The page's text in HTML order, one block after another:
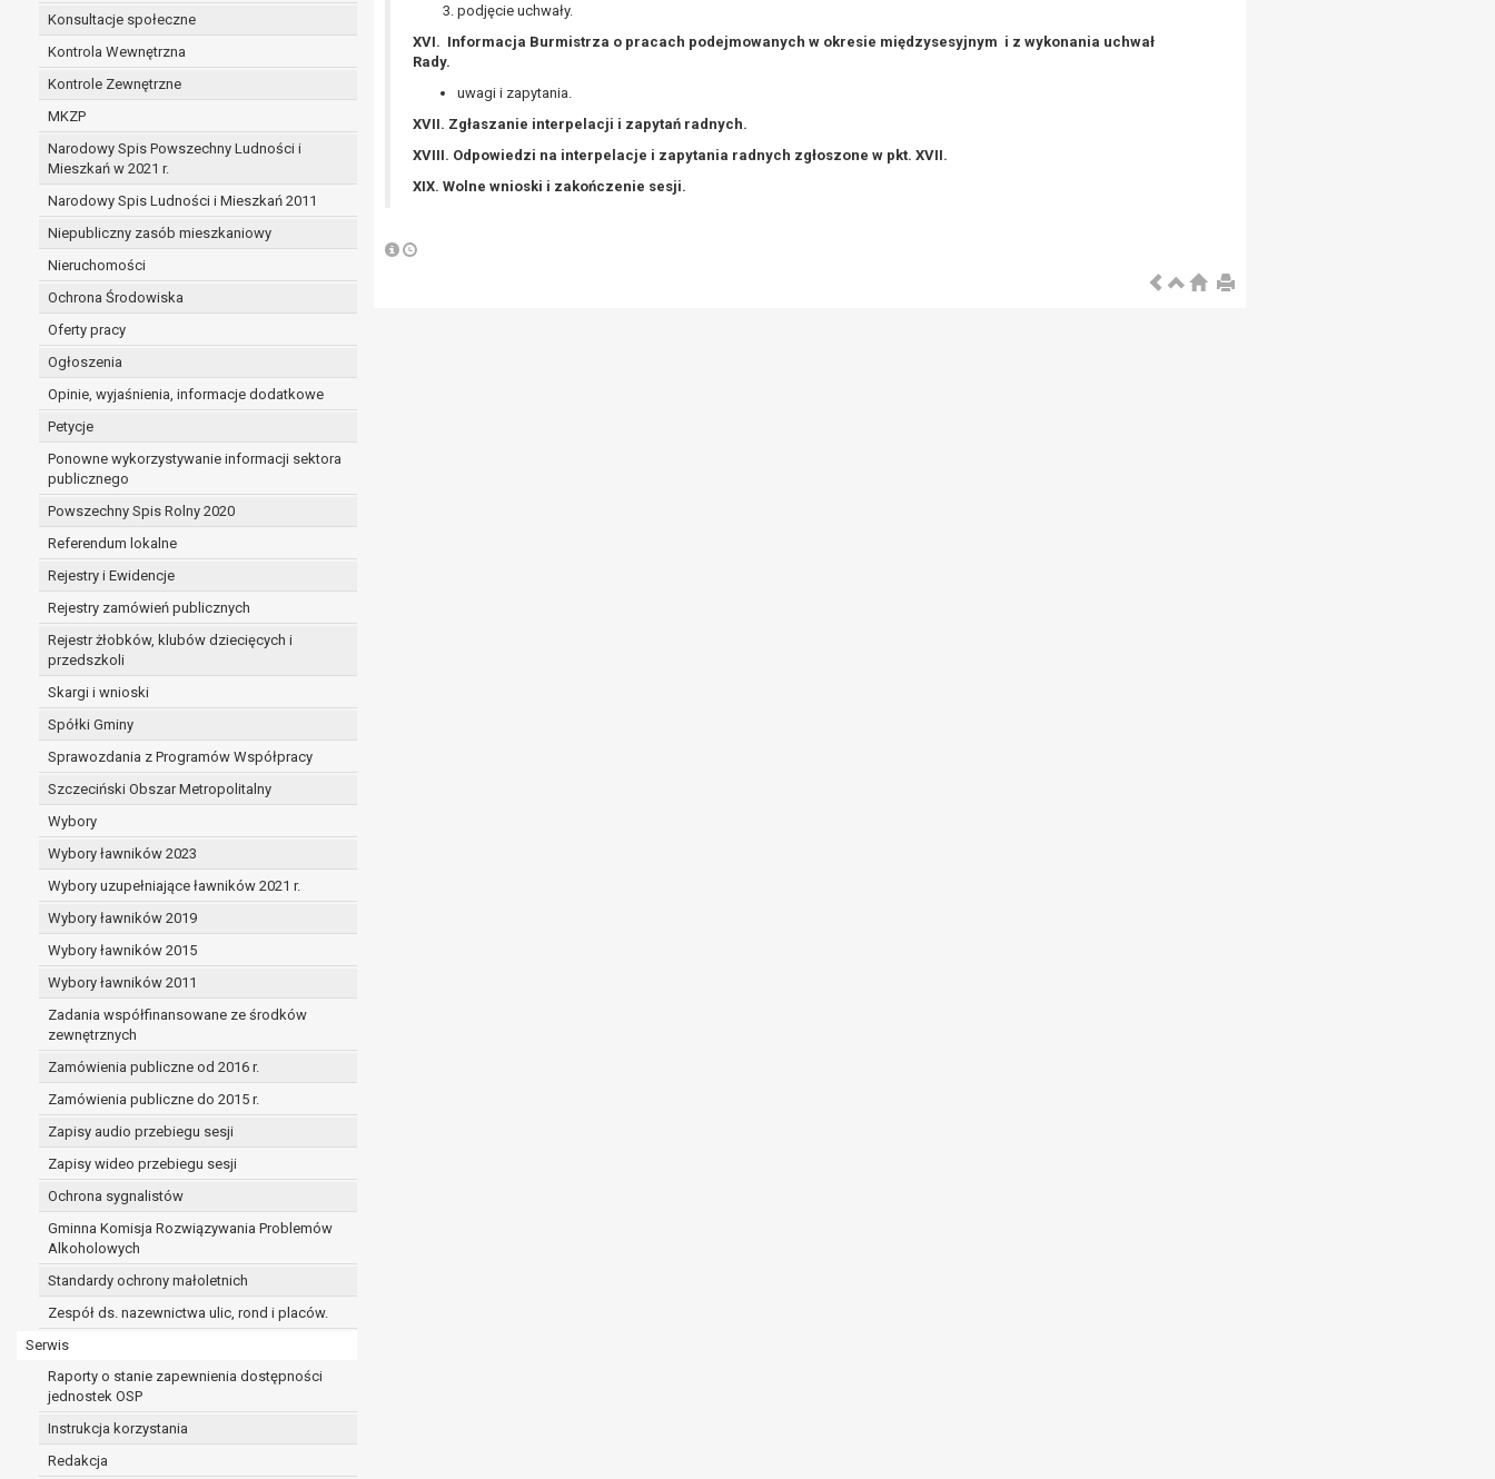
Konsultacje społeczne
Kontrola Wewnętrzna
Kontrole Zewnętrzne
MKZP
Narodowy Spis Powszechny Ludności i
Mieszkań w 2021 r.
Narodowy Spis Ludności i Mieszkań 2011
Niepubliczny zasób mieszkaniowy
Nieruchomości
Ochrona Środowiska
Oferty pracy
Ogłoszenia
Opinie, wyjaśnienia, informacje dodatkowe
Petycje
Ponowne wykorzystywanie informacji sektora
publicznego
Powszechny Spis Rolny 2020
Referendum lokalne
Rejestry i Ewidencje
Rejestry zamówień publicznych
Rejestr żłobków, klubów dziecięcych i
przedszkoli
Skargi i wnioski
Spółki Gminy
Sprawozdania z Programów Współpracy
Szczeciński Obszar Metropolitalny
Wybory
Wybory ławników 2023
Wybory uzupełniające ławników 2021 r.
Wybory ławników 2019
Wybory ławników 2015
Wybory ławników 2011
Zadania współfinansowane ze środków
zewnętrznych
Zamówienia publiczne od 2016 r.
Zamówienia publiczne do 2015 r.
Zapisy audio przebiegu sesji
Zapisy wideo przebiegu sesji
Ochrona sygnalistów
Gminna Komisja Rozwiązywania Problemów
Alkoholowych
Standardy ochrony małoletnich
Zespół ds. nazewnictwa ulic, rond i placów.
Serwis
Raporty o stanie zapewnienia dostępności
jednostek OSP
Instrukcja korzystania
Redakcja
podjęcie uchwały.
XVI. Informacja Burmistrza o pracach podejmowanych w okresie międzysesyjnym i z wykonania uchwał
Rady.
uwagi i zapytania.
XVII. Zgłaszanie interpelacji i zapytań radnych.
XVIII. Odpowiedzi na interpelacje i zapytania radnych zgłoszone w pkt. XVII.
XIX. Wolne wnioski i zakończenie sesji.